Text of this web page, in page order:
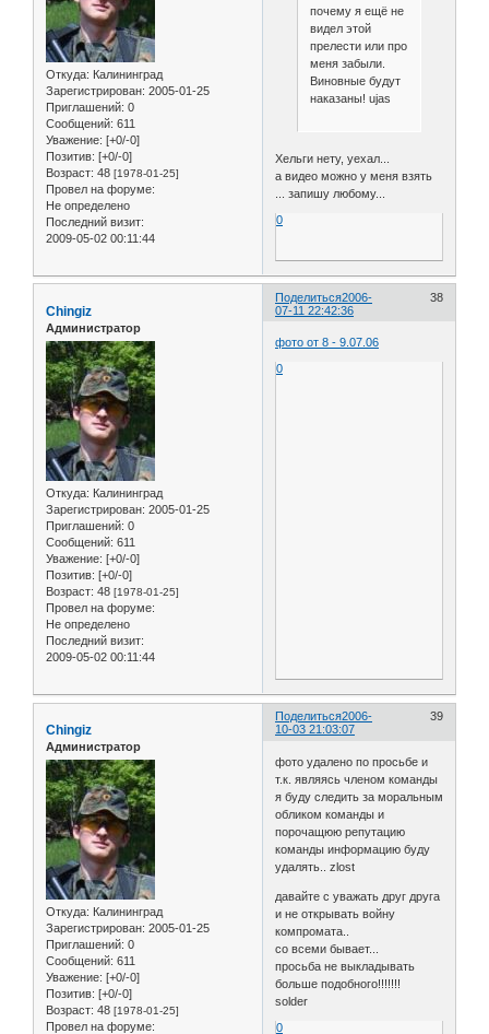
Откуда: Калининград
Зарегистрирован: 2005-01-25
Приглашений: 0
Сообщений: 611
Уважение: [+0/-0]
Позитив: [+0/-0]
Возраст: 48 [1978-01-25]
Провел на форуме:
Не определено
Последний визит:
2009-05-02 00:11:44
почему я ещё не
видел этой
прелести или про
меня забыли.
Виновные будут
наказаны! ujas
Хельги нету, уехал...
а видео можно у меня взять
... запишу любому...
0
Поделиться 38
2006-
07-11 22:42:36
Chingiz
Администратор
Откуда: Калининград
Зарегистрирован: 2005-01-25
Приглашений: 0
Сообщений: 611
Уважение: [+0/-0]
Позитив: [+0/-0]
Возраст: 48 [1978-01-25]
Провел на форуме:
Не определено
Последний визит:
2009-05-02 00:11:44
фото от 8 - 9.07.06
0
Поделиться 39
2006-
10-03 21:03:07
Chingiz
Администратор
Откуда: Калининград
Зарегистрирован: 2005-01-25
Приглашений: 0
Сообщений: 611
Уважение: [+0/-0]
Позитив: [+0/-0]
Возраст: 48 [1978-01-25]
Провел на форуме:
фото удалено по просьбе и
т.к. являясь членом команды
я буду следить за моральным
обликом команды и
порочащюю репутацию
команды информацию буду
удалять.. zlost
давайте с уважать друг друга
и не открывать войну
компромата..
со всеми бывает...
просьба не выкладывать
больше подобного!!!!!!!
solder
0